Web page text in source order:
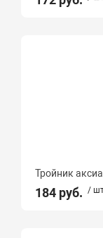
Тройник
184 руб. /